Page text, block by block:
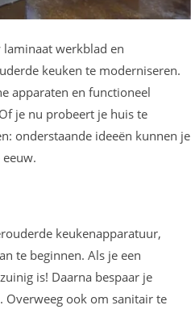
werkblad en
keuken te moderniseren.
apparaten en functioneel
je nu probeert je huis te
onderstaande ideeën kunnen je
eeuw.
keukenapparatuur,
te beginnen. Als je een
is! Daarna bespaar je
Overweeg ook om sanitair te